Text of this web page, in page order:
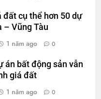
đất cụ thể hơn 50 dự
– Vũng Tàu
1 năm ago 0
án bất động sản vẫn
giá đất
1 năm ago 0